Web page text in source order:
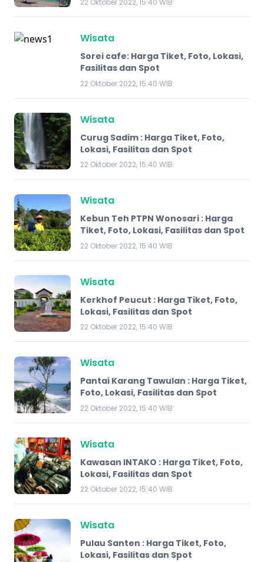
22 Oktober 2022, 15:40 WIB
Wisata
Sorei cafe: Harga Tiket, Foto, Lokasi,
Fasilitas dan Spot
22 Oktober 2022, 15:40 WIB
Wisata
Curug Sadim : Harga Tiket, Foto,
Lokasi, Fasilitas dan Spot
22 Oktober 2022, 15:40 WIB
Wisata
Kebun Teh PTPN Wonosari : Harga
Tiket, Foto, Lokasi, Fasilitas dan Spot
22 Oktober 2022, 15:40 WIB
Wisata
Kerkhof Peucut : Harga Tiket, Foto,
Lokasi, Fasilitas dan Spot
22 Oktober 2022, 15:40 WIB
Wisata
Pantai Karang Tawulan : Harga Tiket,
Foto, Lokasi, Fasilitas dan Spot
22 Oktober 2022, 15:40 WIB
Wisata
Kawasan INTAKO : Harga Tiket, Foto,
Lokasi, Fasilitas dan Spot
22 Oktober 2022, 15:40 WIB
Wisata
Pulau Santen : Harga Tiket, Foto,
Lokasi, Fasilitas dan Spot